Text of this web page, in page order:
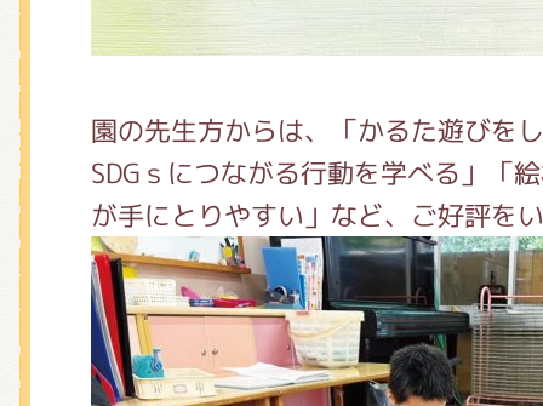
園の先生方からは、「かるた遊びを
SDGｓにつながる行動を学べる」「
が手にとりやすい」など、ご好評を